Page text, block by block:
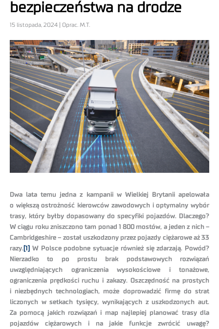
bezpieczeństwa na drodze
15 listopada, 2024 | Oprac. M.T.
Dwa lata temu jedna z kampanii w Wielkiej Brytanii apelowała
o większą ostrożność kierowców zawodowych i optymalny wybór
trasy, który byłby dopasowany do specyfiki pojazdów. Dlaczego?
W ciągu roku zniszczono tam ponad 1 800 mostów, a jeden z nich –
Cambridgeshire – został uszkodzony przez pojazdy ciężarowe aż 33
razy. [1]
W Polsce podobne sytuacje również się zdarzają. Powód?
Nierzadko to po prostu brak podstawowych rozwiązań
uwzględniających ograniczenia wysokościowe i tonażowe,
ograniczenia prędkości ruchu i zakazy. Oszczędność na prostych
i niezbędnych technologiach, może doprowadzić firmę do strat
liczonych w setkach tysięcy, wynikających z uszkodzonych aut.
Za pomocą jakich rozwiązań i map najlepiej planować trasy dla
pojazdów ciężarowych i na jakie funkcje zwrócić uwagę?